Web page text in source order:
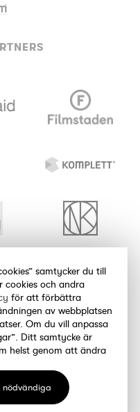
samtycker du till
cookies och andra
för att förbättra
av webbplatsen
Om du vill anpassa
Ditt samtycke är
helst genom att ändra
nödvändiga